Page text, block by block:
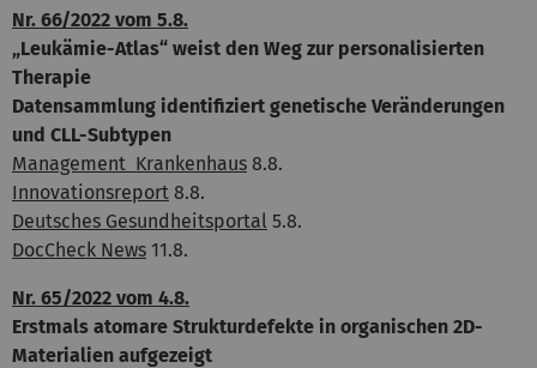
Nr. 66/2022 vom 5.8.
„Leukämie-Atlas“ weist den Weg zur personalisierten
Therapie
Datensammlung identifiziert genetische Veränderungen
und CLL-Subtypen
Management Krankenhaus 8.8.
Innovationsreport 8.8.
Deutsches Gesundheitsportal 5.8.
DocCheck News 11.8.
Nr. 65/2022 vom 4.8.
Erstmals atomare Strukturdefekte in organischen 2D-
Materialien aufgezeigt